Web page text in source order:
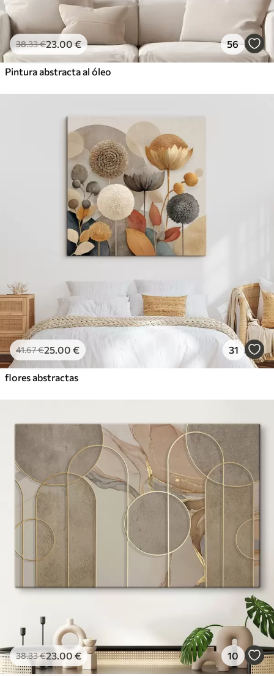
38.33€23.00€ 56
Pintura abstracta al óleo
41.67€25.00 € 31
flores abstractas
38.33€23.00 € 10